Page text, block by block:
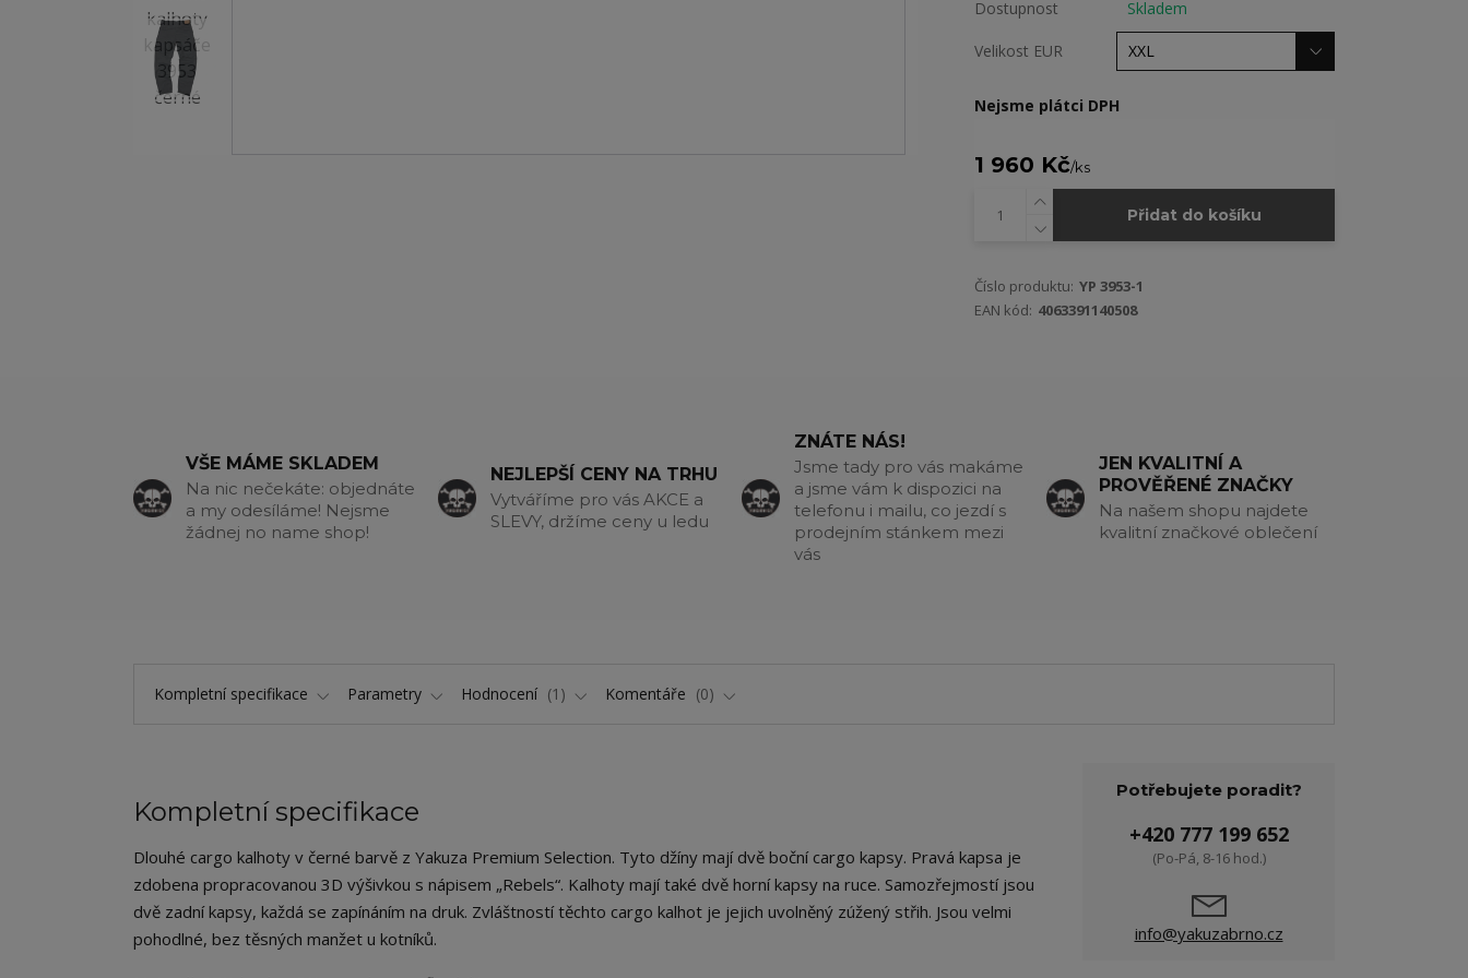
Dostupnost Skladem
Velikost EUR
Nejsme plátci DPH
1 960 Kč/ks
Přidat do košíku
Číslo produktu: YP 3953-1
EAN kód: 4063391140508
VŠE MÁME SKLADEM
Na nic nečekáte: objednáte
a my odesíláme! Nejsme
žádnej no name shop!
NEJLEPŠÍ CENY NA TRHU
Vytváříme pro vás AKCE a
SLEVY, držíme ceny u ledu
ZNÁTE NÁS!
Jsme tady pro vás makáme
a jsme vám k dispozici na
telefonu i mailu, co jezdí s
prodejním stánkem mezi
vás
JEN KVALITNÍ A
PROVĚŘENÉ ZNAČKY
Na našem shopu najdete
kvalitní značkové oblečení
Kompletní specifikace Parametry Hodnocení 1 Komentáře 0
Kompletní specifikace
Dlouhé cargo kalhoty v černé barvě z Yakuza Premium Selection. Tyto džíny mají dvě boční cargo kapsy. Pravá kapsa je
zdobena propracovanou 3D výšivkou s nápisem „Rebels“. Kalhoty mají také dvě horní kapsy na ruce. Samozřejmostí jsou
dvě zadní kapsy, každá se zapínáním na druk. Zvláštností těchto cargo kalhot je jejich uvolněný zúžený střih. Jsou velmi
pohodlné, bez těsných manžet u kotníků.
Potřebujete poradit?
+420 777 199 652
(Po-Pá, 8-16 hod.)
info@yakuzabrno.cz